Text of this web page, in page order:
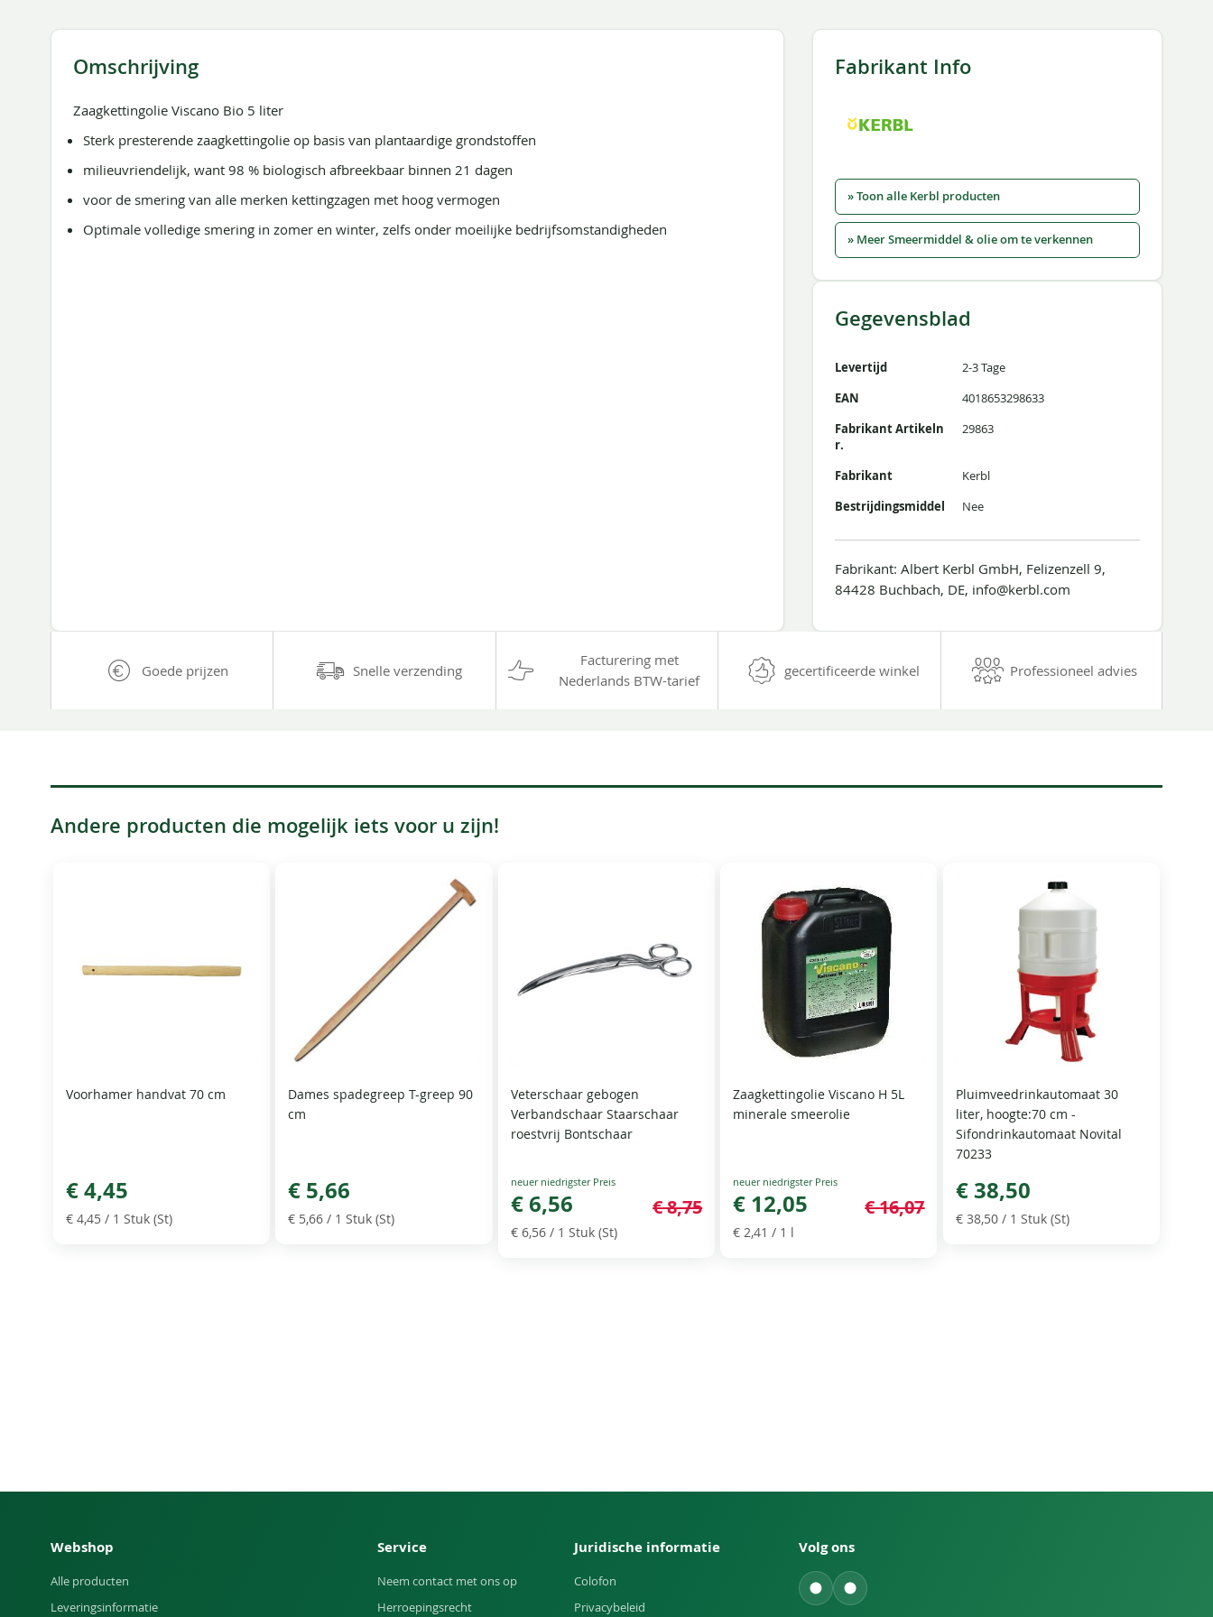
Omschrijving
Zaagkettingolie Viscano Bio 5 liter
Sterk presterende zaagkettingolie op basis van plantaardige grondstoffen
milieuvriendelijk, want 98 % biologisch afbreekbaar binnen 21 dagen
voor de smering van alle merken kettingzagen met hoog vermogen
Optimale volledige smering in zomer en winter, zelfs onder moeilijke bedrijfsomstandigheden
Fabrikant Info
» Toon alle Kerbl producten
» Meer Smeermiddel & olie om te verkennen
Gegevensblad
Levertijd
2-3 Tage
EAN
4018653298633
Fabrikant Artikeln
r.
29863
Fabrikant
Kerbl
Bestrijdingsmiddel
Nee
Fabrikant: Albert Kerbl GmbH, Felizenzell 9,
84428 Buchbach, DE, info@kerbl.com
Goede prijzen Snelle verzending
Facturering met
Nederlands BTW-tarief
gecertificeerde winkel Professioneel advies
Andere producten die mogelijk iets voor u zijn!
Voorhamer handvat 70 cm
€ 4,45
€ 4,45 / 1 Stuk (St)
Dames spadegreep T-greep 90
cm
€ 5,66
€ 5,66 / 1 Stuk (St)
Veterschaar gebogen
Verbandschaar Staarschaar
roestvrij Bontschaar
Special
Price
€ 6,56 € 8,75
€ 6,56/ 1 Stuk (St)
Zaagkettingolie Viscano H 5L
minerale smeerolie
Special
Price
€ 12,05 € 16,07
€ 2,41 / 1 l
Pluimveedrinkautomaat 30
liter, hoogte:70 cm -
Sifondrinkautomaat Novital
70233
€ 38,50
€ 38,50/ 1 Stuk (St)
Webshop
Alle producten
Leveringsinformatie
Service
Neem contact met ons op
Herroepingsrecht
Juridische informatie
Colofon
Privacybeleid
Volg ons